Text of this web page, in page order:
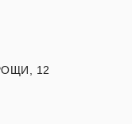
12